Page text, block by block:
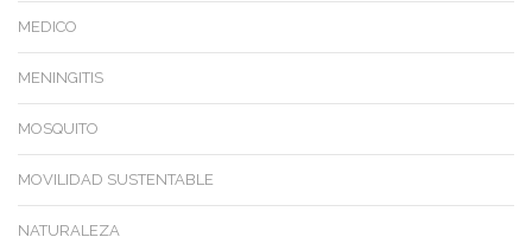
MEDICO
MENINGITIS
MOSQUITO
MOVILIDAD SUSTENTABLE
NATURALEZA